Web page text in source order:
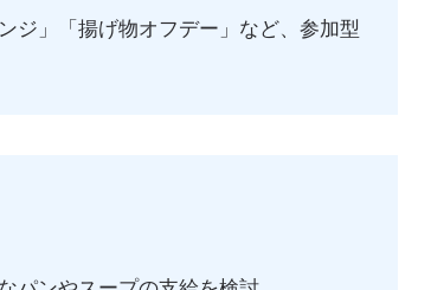
ジ」「揚げ物オフデー」など、参加型